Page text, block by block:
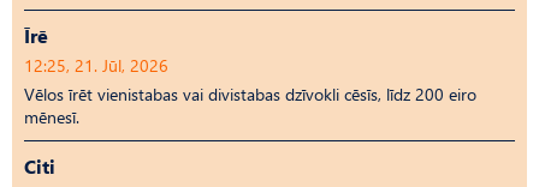
Īrē
12:25, 21. Jūl, 2026
Vēlos īrēt vienistabas vai divistabas dzīvokli cēsīs, līdz 200 eiro
mēnesī.
Citi